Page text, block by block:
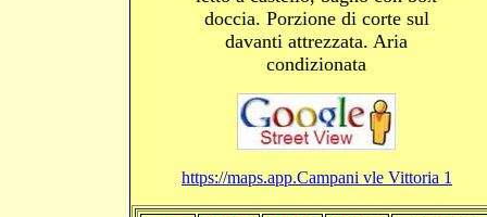
doccia. Porzione di corte sul
davanti attrezzata. Aria
condizionata
https://maps.app.Campani vle Vittoria 1